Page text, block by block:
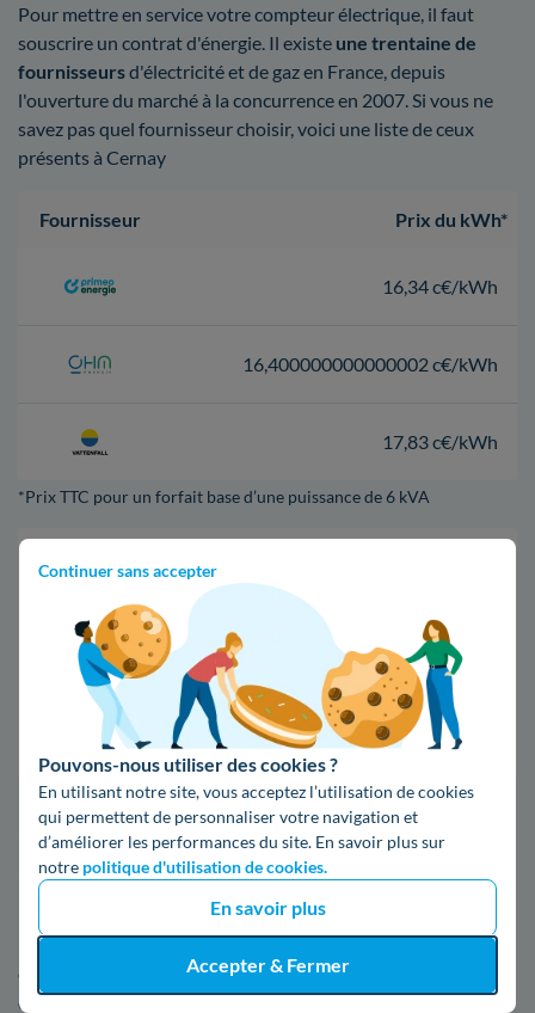
Continuer sans accepter
Pouvons-nous utiliser des cookies ?
En utilisant notre site, vous acceptez l’utilisation de cookies
qui permettent de personnaliser votre navigation et
d’améliorer les performances du site. En savoir plus sur
notre politique d'utilisation de cookies.
En savoir plus
Accepter & Fermer
Pour mettre en service votre compteur électrique, il faut
souscrire un contrat d'énergie. Il existe une trentaine de
fournisseursd'électricité et de gaz en France, depuis
l'ouverture du marché à la concurrence en 2007. Si vous ne
savez pas quel fournisseur choisir, voici une liste de ceux
présents à Cernay
Fournisseur Prix du kWh*
16,34 c€/kWh
16,400000000000002 c€/kWh
17,83 c€/kWh
*Prix TTC pour un forfait base d’une puissance de 6 kVA
(appel non surtaxé)
09 78 46 71 74
Comparer les offres
5. Tout ce qu'il faut connaître d'Enedis
à Cernay
Nous vous donnons plus de renseignements sur Enedis, par
exemple où est localisée un bureau et quelles sont les
démarches pour effectuer une réclamation, dans les parties